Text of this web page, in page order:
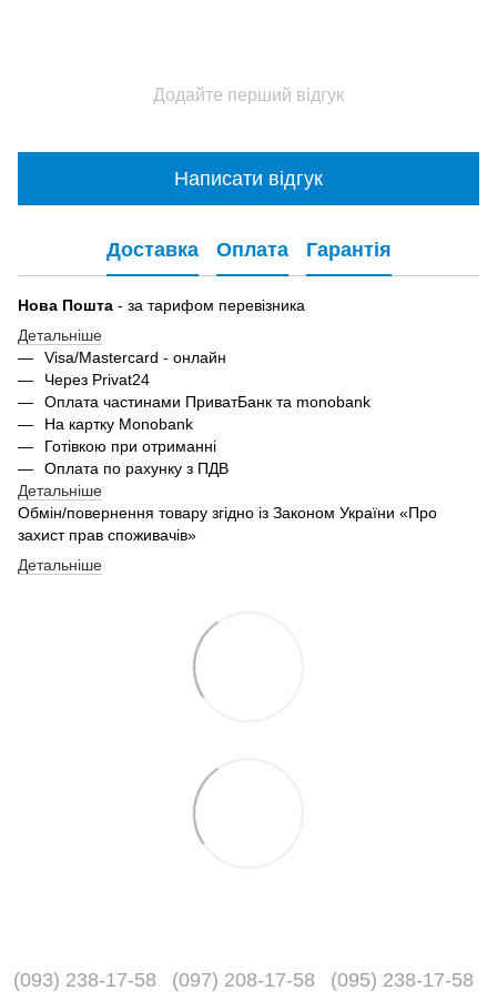
Додайте перший відгук
Написати відгук
Доставка Оплата Гарантія
Нова Пошта - за тарифом перевізника
Детальніше
Visa/Mastercard - онлайн
Через Privat24
Оплата частинами ПриватБанк та monobank
На картку Monobank
Готівкою при отриманні
Оплата по рахунку з ПДВ
Детальніше
Обмін/повернення товару згідно із Законом України «Про
захист прав споживачів»
Детальніше
(093) 238-17-58 (097) 208-17-58 (095) 238-17-58